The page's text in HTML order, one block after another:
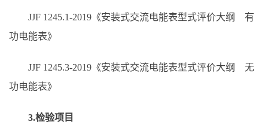
JJF 1245.1-2019《安装式交流电能表型式评价大纲 有
功电能表》
JJF 1245.3-2019《安装式交流电能表型式评价大纲 无
功电能表》
3.检验项目